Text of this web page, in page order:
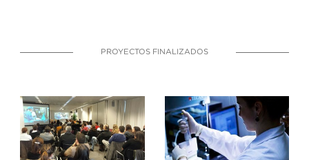
PROYECTOS FINALIZADOS